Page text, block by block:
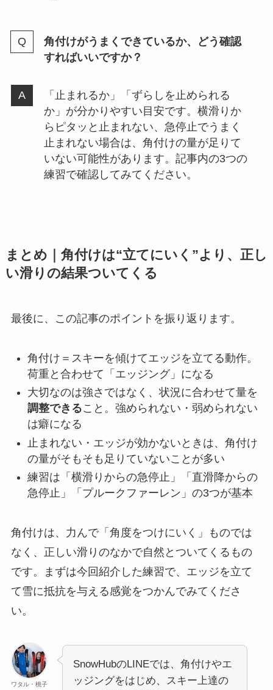
角付けがうまくできているか、どう確認
すればいいですか？
「止まれるか」「ずらしを止められる
か」が分かりやすい目安です。横滑りか
らピタッと止まれない、急停止でうまく
止まれない場合は、角付けの量が足りて
いない可能性があります。記事内の3つの
練習で確認してみてください。
まとめ｜角付けは“立てにいく”より、正し
い滑りの結果ついてくる
最後に、この記事のポイントを振り返ります。
角付け＝スキーを傾けてエッジを立てる動作。
荷重と合わせて「エッジング」になる
大切なのは強さではなく、状況に合わせて量を
調整できること。強められない・弱められない
は癖になる
止まれない・エッジが効かないときは、角付け
の量がそもそも足りていないことが多い
練習は「横滑りからの急停止」「直滑降からの
急停止」「プルークファーレン」の3つが基本
角付けは、力んで「角度をつけにいく」ものでは
なく、正しい滑りのなかで自然とついてくるもの
です。まずは今回紹介した練習で、エッジを立て
て雪に抵抗を与える感覚をつかんでみてくださ
い。
ワタル・桃子
SnowHubのLINEでは、角付けやエ
ッジングをはじめ、スキー上達の